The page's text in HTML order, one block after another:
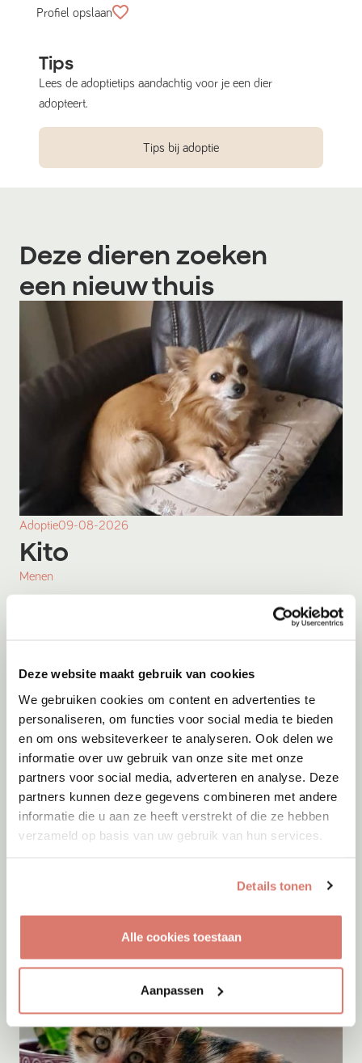
Deze website maakt gebruik van cookies
We gebruiken cookies om content en advertenties te
personaliseren, om functies voor social media te bieden
en om ons websiteverkeer te analyseren. Ook delen we
informatie over uw gebruik van onze site met onze
partners voor social media, adverteren en analyse. Deze
partners kunnen deze gegevens combineren met andere
informatie die u aan ze heeft verstrekt of die ze hebben
verzameld op basis van uw gebruik van hun services.
Details tonen
Alle cookies toestaan
Aanpassen
Profiel opslaan
Tips
Lees de adoptietips aandachtig voor je een dier
adopteert.
Tips bij adoptie
Deze dieren zoeken
een nieuw thuis
Adoptie09-08-2026
Kito
Menen
Adoptie09-08-2026